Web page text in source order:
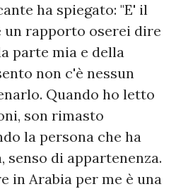
ha spiegato: "E' il
un rapporto oserei dire
parte mia e della
non c'è nessun
Quando ho letto
son rimasto
la persona che ha
senso di appartenenza.
in Arabia per me è una